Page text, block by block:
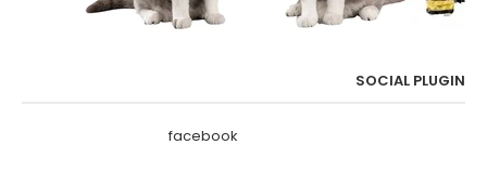
SOCIAL PLUGIN
facebook